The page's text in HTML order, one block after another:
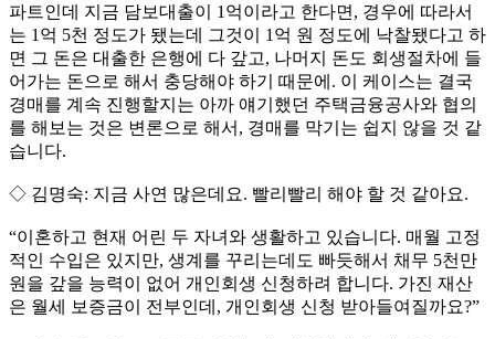
파트인데 지금 담보대출이 1억이라고 한다면, 경우에 따라서
는 1억 5천 정도가 됐는데 그것이 1억 원 정도에 낙찰됐다고 하
면 그 돈은 대출한 은행에 다 갚고, 나머지 돈도 회생절차에 들
어가는 돈으로 해서 충당해야 하기 때문에. 이 케이스는 결국
경매를 계속 진행할지는 아까 얘기했던 주택금융공사와 협의
를 해보는 것은 변론으로 해서, 경매를 막기는 쉽지 않을 것 같
습니다.
◇ 김명숙: 지금 사연 많은데요. 빨리빨리 해야 할 것 같아요.
“이혼하고 현재 어린 두 자녀와 생활하고 있습니다. 매월 고정
적인 수입은 있지만, 생계를 꾸리는데도 빠듯해서 채무 5천만
원을 갚을 능력이 없어 개인회생 신청하려 합니다. 가진 재산
은 월세 보증금이 전부인데, 개인회생 신청 받아들여질까요?”